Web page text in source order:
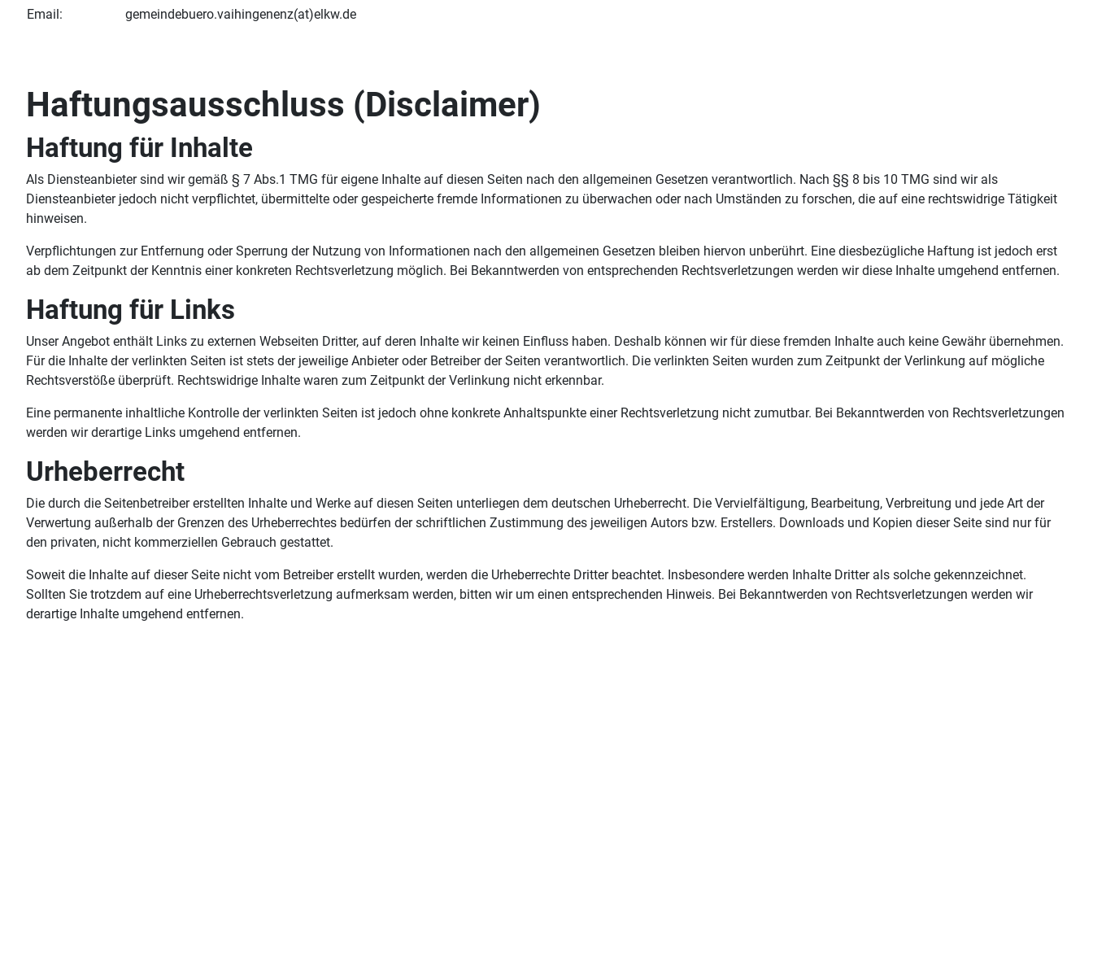
Email:
gemeindebuero.vaihingenenz(at)elkw.de
Haftungsausschluss (Disclaimer)
Haftung für Inhalte
Als Diensteanbieter sind wir gemäß § 7 Abs.1 TMG für eigene Inhalte auf diesen Seiten nach den allgemeinen Gesetzen verantwortlich. Nach §§ 8 bis 10 TMG sind wir als
Diensteanbieter jedoch nicht verpflichtet, übermittelte oder gespeicherte fremde Informationen zu überwachen oder nach Umständen zu forschen, die auf eine rechtswidrige Tätigkeit
hinweisen.
Verpflichtungen zur Entfernung oder Sperrung der Nutzung von Informationen nach den allgemeinen Gesetzen bleiben hiervon unberührt. Eine diesbezügliche Haftung ist jedoch erst
ab dem Zeitpunkt der Kenntnis einer konkreten Rechtsverletzung möglich. Bei Bekanntwerden von entsprechenden Rechtsverletzungen werden wir diese Inhalte umgehend entfernen.
Haftung für Links
Unser Angebot enthält Links zu externen Webseiten Dritter, auf deren Inhalte wir keinen Einfluss haben. Deshalb können wir für diese fremden Inhalte auch keine Gewähr übernehmen.
Für die Inhalte der verlinkten Seiten ist stets der jeweilige Anbieter oder Betreiber der Seiten verantwortlich. Die verlinkten Seiten wurden zum Zeitpunkt der Verlinkung auf mögliche
Rechtsverstöße überprüft. Rechtswidrige Inhalte waren zum Zeitpunkt der Verlinkung nicht erkennbar.
Eine permanente inhaltliche Kontrolle der verlinkten Seiten ist jedoch ohne konkrete Anhaltspunkte einer Rechtsverletzung nicht zumutbar. Bei Bekanntwerden von Rechtsverletzungen
werden wir derartige Links umgehend entfernen.
Urheberrecht
Die durch die Seitenbetreiber erstellten Inhalte und Werke auf diesen Seiten unterliegen dem deutschen Urheberrecht. Die Vervielfältigung, Bearbeitung, Verbreitung und jede Art der
Verwertung außerhalb der Grenzen des Urheberrechtes bedürfen der schriftlichen Zustimmung des jeweiligen Autors bzw. Erstellers. Downloads und Kopien dieser Seite sind nur für
den privaten, nicht kommerziellen Gebrauch gestattet.
Soweit die Inhalte auf dieser Seite nicht vom Betreiber erstellt wurden, werden die Urheberrechte Dritter beachtet. Insbesondere werden Inhalte Dritter als solche gekennzeichnet.
Sollten Sie trotzdem auf eine Urheberrechtsverletzung aufmerksam werden, bitten wir um einen entsprechenden Hinweis. Bei Bekanntwerden von Rechtsverletzungen werden wir
derartige Inhalte umgehend entfernen.